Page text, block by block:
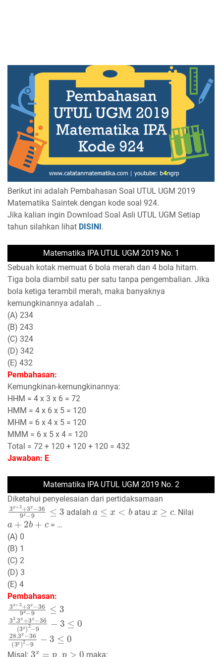
Berikut ini adalah Pembahasan Soal UTUL UGM 2019
Matematika Saintek dengan kode soal 924.
Jika kalian ingin Download Soal Asli UTUL UGM Setiap
tahun silahkan lihat DISINI.
Matematika IPA UTUL UGM 2019 No. 1
Sebuah kotak memuat 6 bola merah dan 4 bola hitam.
Tiga bola diambil satu per satu tanpa pengembalian. Jika
bola ketiga terambil merah, maka banyaknya
kemungkinannya adalah …
(A) 234
(B) 243
(C) 324
(D) 342
(E) 432
Pembahasan:
Kemungkinan-kemungkinannya:
HHM = 4 x 3 x 6 = 72
HMM = 4 x 6 x 5 = 120
MHM = 6 x 4 x 5 = 120
MMM = 6 x 5 x 4 = 120
Total = 72 + 120 + 120 + 120 = 432
Jawaban: E
Matematika IPA UTUL UGM 2019 No. 2
Diketahui penyelesaian dari pertidaksamaan
3x+3+3x− 36 9 − 9≤ 3
adalah
x<
atau
≥c
. Nilai
2b+
= …
(A) 0
(B) 1
(C) 2
(D) 3
(E) 4
Pembahasan:
3x+ 3+ 3x− 36 9
33.3x+3x 36( x )2
28.3x−36 (3 ) 2−
Misal:
3x
, maka: